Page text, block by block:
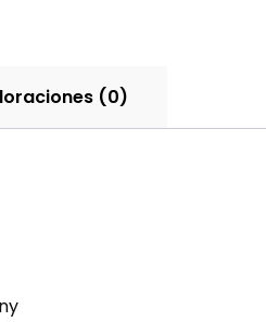
(0)